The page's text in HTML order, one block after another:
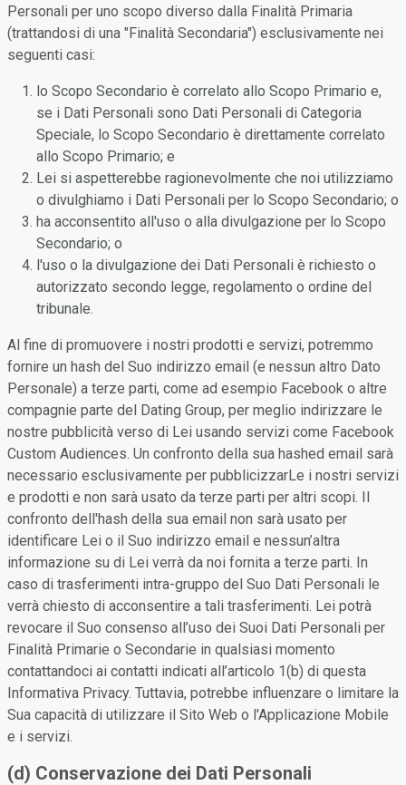
Personali per uno scopo diverso dalla Finalità Primaria
(trattandosi di una "Finalità Secondaria") esclusivamente nei
seguenti casi:
lo Scopo Secondario è correlato allo Scopo Primario e,
se i Dati Personali sono Dati Personali di Categoria
Speciale, lo Scopo Secondario è direttamente correlato
allo Scopo Primario; e
Lei si aspetterebbe ragionevolmente che noi utilizziamo
o divulghiamo i Dati Personali per lo Scopo Secondario; o
ha acconsentito all'uso o alla divulgazione per lo Scopo
Secondario; o
l'uso o la divulgazione dei Dati Personali è richiesto o
autorizzato secondo legge, regolamento o ordine del
tribunale.
Al fine di promuovere i nostri prodotti e servizi, potremmo
fornire un hash del Suo indirizzo email (e nessun altro Dato
Personale) a terze parti, come ad esempio Facebook o altre
compagnie parte del Dating Group, per meglio indirizzare le
nostre pubblicità verso di Lei usando servizi come Facebook
Custom Audiences. Un confronto della sua hashed email sarà
necessario esclusivamente per pubblicizzarLe i nostri servizi
e prodotti e non sarà usato da terze parti per altri scopi. Il
confronto dell'hash della sua email non sarà usato per
identificare Lei o il Suo indirizzo email e nessun’altra
informazione su di Lei verrà da noi fornita a terze parti. In
caso di trasferimenti intra-gruppo del Suo Dati Personali le
verrà chiesto di acconsentire a tali trasferimenti. Lei potrà
revocare il Suo consenso all’uso dei Suoi Dati Personali per
Finalità Primarie o Secondarie in qualsiasi momento
contattandoci ai contatti indicati all’articolo 1(b) di questa
Informativa Privacy. Tuttavia, potrebbe influenzare o limitare la
Sua capacità di utilizzare il Sito Web o l'Applicazione Mobile
e i servizi.
(d) Conservazione dei Dati Personali